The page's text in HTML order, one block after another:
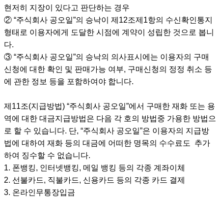
현저히 지장이 있다고 판단하는 경우
② “주식회사 공오일”의 승낙이 제12조제1항의 수신확인통지
형태로 이용자에게 도달한 시점에 계약이 성립한 것으로 봅니
다.
③ “주식회사 공오일”의 승낙의 의사표시에는 이용자의 구매
신청에 대한 확인 및 판매가능 여부, 구매신청의 정정 취소 등
에 관한 정보 등을 포함하여야 합니다.
제11조(지급방법) “주식회사 공오일”에서 구매한 재화 또는 용
역에 대한 대금지급방법은 다음 각 호의 방법중 가용한 방법으
로 할 수 있습니다. 단, “주식회사 공오일”은 이용자의 지급방
법에 대하여 재화 등의 대금에 어떠한 명목의 수수료도 추가
하여 징수할 수 없습니다.
1. 폰뱅킹, 인터넷뱅킹, 메일 뱅킹 등의 각종 계좌이체
2. 선불카드, 직불카드, 신용카드 등의 각종 카드 결제
3. 온라인무통장입금